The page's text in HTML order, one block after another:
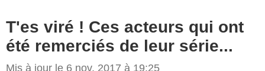
T'es viré ! Ces acteurs qui ont
été remerciés de leur série...
Mis à jour le 6 nov. 2017 à 19:25